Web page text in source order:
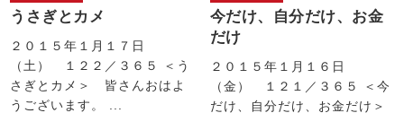
うさぎとカメ
２０１５年１月１７日
（土） １２２／３６５ ＜う
さぎとカメ＞ 皆さんおはよ
うございます。 ...
今だけ、自分だけ、お金
だけ
２０１５年１月１６日
（金） １２１／３６５ ＜今
だけ、自分だけ、お金だけ＞